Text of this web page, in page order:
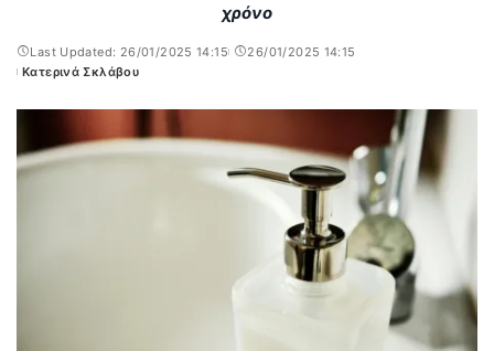
χρόνο
Last Updated: 26/01/2025 14:15
26/01/2025 14:15
Posted
Κατερινά Σκλάβου